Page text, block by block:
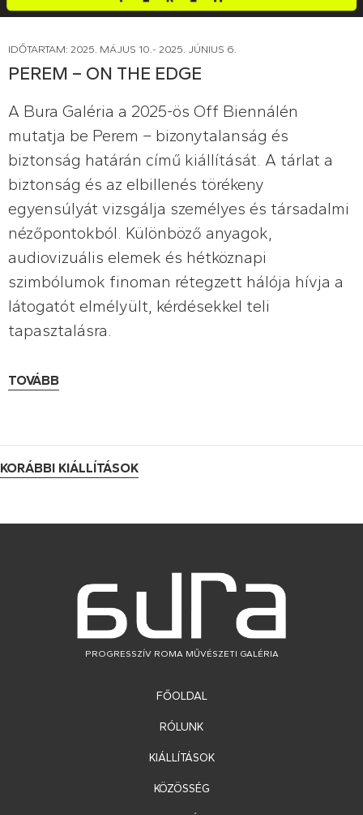
IDŐTARTAM: 2025. MÁJUS 10.- 2025. JÚNIUS 6.
PEREM – ON THE EDGE
A Bura Galéria a 2025-ös Off Biennálén
mutatja be Perem – bizonytalanság és
biztonság határán című kiállítását. A tárlat a
biztonság és az elbillenés törékeny
egyensúlyát vizsgálja személyes és társadalmi
nézőpontokból. Különböző anyagok,
audiovizuális elemek és hétköznapi
szimbólumok finoman rétegzett hálója hívja a
látogatót elmélyült, kérdésekkel teli
tapasztalásra.
TOVÁBB
KORÁBBI KIÁLLÍTÁSOK
PROGRESSZÍV ROMA MŰVÉSZETI GALÉRIA
FŐOLDAL
RÓLUNK
KIÁLLÍTÁSOK
KÖZÖSSÉG